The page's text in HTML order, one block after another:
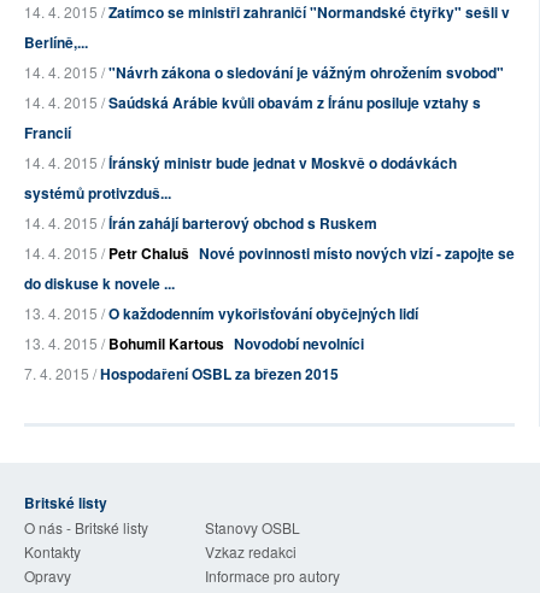
14. 4. 2015 /Zatímco se ministři zahraničí "Normandské čtyřky" sešli v
Berlíně,...
14. 4. 2015 /"Návrh zákona o sledování je vážným ohrožením svobod"
14. 4. 2015 /Saúdská Arábie kvůli obavám z Íránu posiluje vztahy s
Francií
14. 4. 2015 /Íránský ministr bude jednat v Moskvě o dodávkách
systémů protivzduš...
14. 4. 2015 /Írán zahájí barterový obchod s Ruskem
14. 4. 2015 /Petr Chaluš Nové povinnosti místo nových vizí - zapojte se
do diskuse k novele ...
13. 4. 2015 /O každodenním vykořisťování obyčejných lidí
13. 4. 2015 /Bohumil Kartous Novodobí nevolníci
7. 4. 2015 /Hospodaření OSBL za březen 2015
Britské listy
O nás - Britské listy
Stanovy OSBL
Kontakty
Vzkaz redakci
Opravy
Informace pro autory